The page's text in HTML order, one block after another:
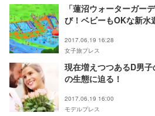
「蓮沼ウォーターガー
び！ベビーもOKな新水
2017.06.19 16:28
女子旅プレス
現在増えつつあるD男
の生態に迫る！
2017.06.19 16:00
モデルプレス